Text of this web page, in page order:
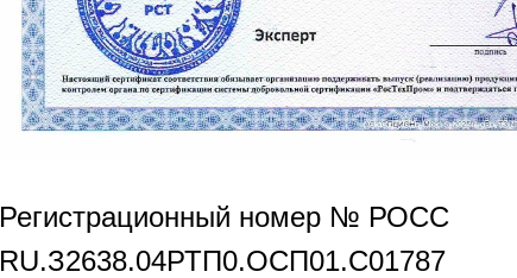
Регистрационный номер № РОСС
RU.З2638.04РТП0.OCП01.С01787